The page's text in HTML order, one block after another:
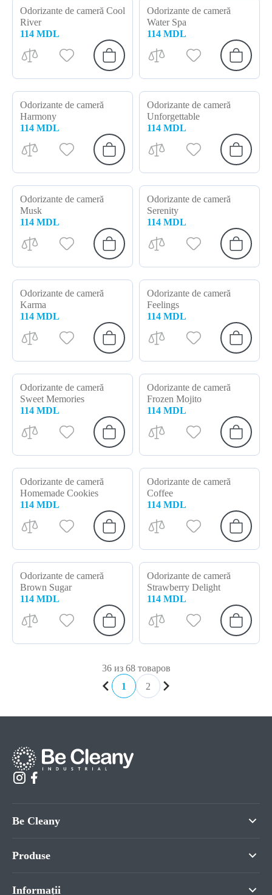
Odorizante de cameră Cool
River
114 MDL
Odorizante de cameră
Water Spa
114 MDL
Odorizante de cameră
Harmony
114 MDL
Odorizante de cameră
Unforgettable
114 MDL
Odorizante de cameră
Musk
114 MDL
Odorizante de cameră
Serenity
114 MDL
Odorizante de cameră
Karma
114 MDL
Odorizante de cameră
Feelings
114 MDL
Odorizante de cameră
Sweet Memories
114 MDL
Odorizante de cameră
Frozen Mojito
114 MDL
Odorizante de cameră
Homemade Cookies
114 MDL
Odorizante de cameră
Coffee
114 MDL
Odorizante de cameră
Brown Sugar
114 MDL
Odorizante de cameră
Strawberry Delight
114 MDL
36 из 68 товаров
1
2
Be Cleany
Produse
Informații